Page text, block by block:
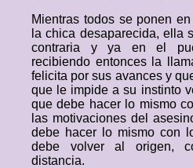
Mientras todos se ponen
la chica desaparecida, ella
contraria y ya en el
recibiendo entonces la
felicita por sus avances y
que le impide a su instinto
que debe hacer lo mismo
las motivaciones del
debe hacer lo mismo con
debe volver al origen,
distancia.